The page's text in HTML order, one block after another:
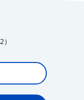
2